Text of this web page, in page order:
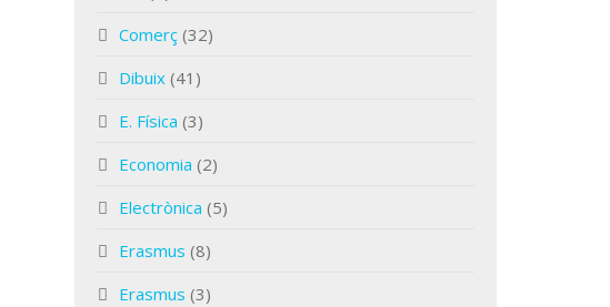
Comerç (32)
Dibuix (41)
E. Física (3)
Economia (2)
Electrònica (5)
Erasmus (8)
Erasmus (3)